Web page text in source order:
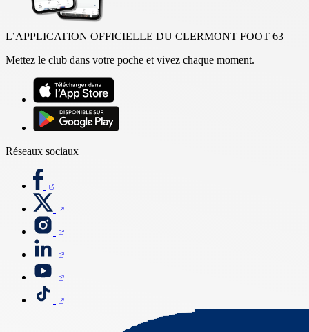
L’APPLICATION OFFICIELLE DU CLERMONT FOOT 63
Mettez le club dans votre poche et vivez chaque moment.
Réseaux sociaux